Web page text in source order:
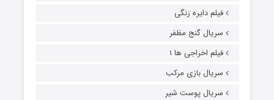
فیلم دایره زنگی
سریال گنج مظفر
فیلم اخراجی ها ۱
سریال بازی مرکب
سریال پوست شیر